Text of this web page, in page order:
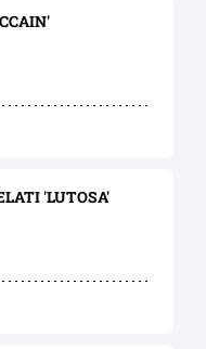
'LUTOSA'